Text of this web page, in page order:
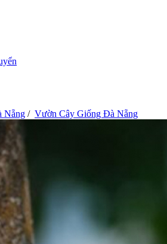
Nẵng / Vườn Cây Giống Đà Nẵng